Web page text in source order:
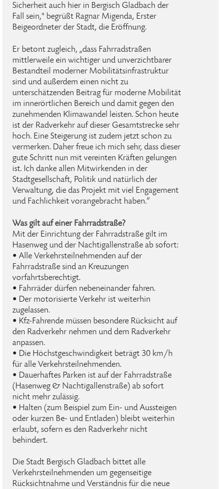
Sicherheit auch hier in Bergisch Gladbach der
Fall sein," begrüßt Ragnar Migenda, Erster
Beigeordneter der Stadt, die Eröffnung.
Er betont zugleich, „dass Fahrradstraßen
mittlerweile ein wichtiger und unverzichtbarer
Bestandteil moderner Mobilitätsinfrastruktur
sind und außerdem einen nicht zu
unterschätzenden Beitrag für moderne Mobilität
im innerörtlichen Bereich und damit gegen den
zunehmenden Klimawandel leisten. Schon heute
ist der Radverkehr auf dieser Gesamtstrecke sehr
hoch. Eine Steigerung ist zudem jetzt schon zu
vermerken. Daher freue ich mich sehr, dass dieser
gute Schritt nun mit vereinten Kräften gelungen
ist. Ich danke allen Mitwirkenden in der
Stadtgesellschaft, Politik und natürlich der
Verwaltung, die das Projekt mit viel Engagement
und Fachlichkeit vorangebracht haben.“
Was gilt auf einer Fahrradstraße?
Mit der Einrichtung der Fahrradstraße gilt im
Hasenweg und der Nachtigallenstraße ab sofort:
• Alle Verkehrsteilnehmenden auf der
Fahrradstraße sind an Kreuzungen
vorfahrtsberechtigt.
• Fahrräder dürfen nebeneinander fahren.
• Der motorisierte Verkehr ist weiterhin
zugelassen.
• Kfz-Fahrende müssen besondere Rücksicht auf
den Radverkehr nehmen und dem Radverkehr
anpassen.
• Die Höchstgeschwindigkeit beträgt 30 km/h
für alle Verkehrsteilnehmenden.
• Dauerhaftes Parken ist auf der Fahrradstraße
(Hasenweg & Nachtigallenstraße) ab sofort
nicht mehr zulässig.
• Halten (zum Beispiel zum Ein- und Aussteigen
oder kurzen Be- und Entladen) bleibt weiterhin
erlaubt, sofern es den Radverkehr nicht
behindert.
Die Stadt Bergisch Gladbach bittet alle
Verkehrsteilnehmenden um gegenseitige
Rücksichtnahme und Verständnis für die neue